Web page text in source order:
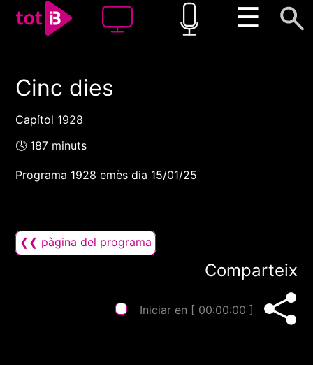
☰
00:00 00:00
Cinc dies
Capítol 1928
🕓 187 minuts
Programa 1928 emès dia 15/01/25
❮❮ pàgina del programa
Comparteix
Iniciar en [ 00:00:00 ]